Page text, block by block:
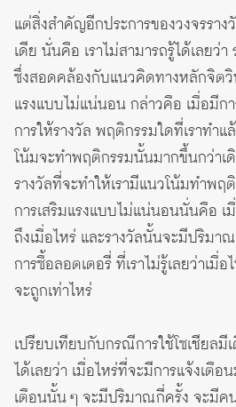
แต่สิ่งสำคัญอีกประการของวงจรรา
เดีย นั่นคือ เราไม่สามารถรู้ได้เลยว่
ซึ่งสอดคล้องกับแนวคิดทางหลักจิตวิ
แรงแบบไม่แน่นอน กล่าวคือ เมื่อมีกา
การให้รางวัล พฤติกรรมใดที่เราทำแ
โน้มจะทำพฤติกรรมนั้นมากขึ้นกว่าเ
รางวัลที่จะทำให้เรามีแนวโน้มทำพ
การเสริมแรงแบบไม่แน่นอนนั่นคือ เ
ถึงเมื่อไหร่ และรางวัลนั้นจะมีปริม
การซื้อลอตเตอรี่ ที่เราไม่รู้เลยว่าเมื่
จะถูกเท่าไหร่
เปรียบเทียบกับกรณีการใช้โซเชียลมี
ได้เลยว่า เมื่อไหร่ที่จะมีการแจ้งเตือ
เตือนนั้น ๆ จะมีปริมาณกี่ครั้ง จะมี